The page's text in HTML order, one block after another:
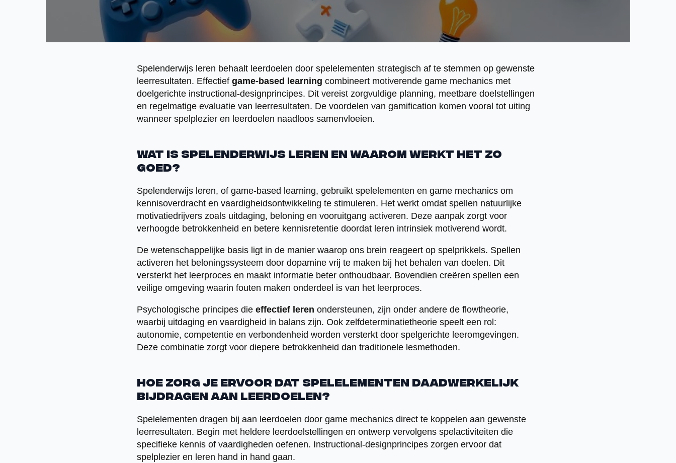
Spelenderwijs leren behaalt leerdoelen door spelelementen strategisch af te stemmen op gewenste
leerresultaten. Effectief game-based learning combineert motiverende game mechanics met
doelgerichte instructional-designprincipes. Dit vereist zorgvuldige planning, meetbare doelstellingen
en regelmatige evaluatie van leerresultaten. De voordelen van gamification komen vooral tot uiting
wanneer spelplezier en leerdoelen naadloos samenvloeien.
Wat is spelenderwijs leren en waarom werkt het zo
goed?
Spelenderwijs leren, of game-based learning, gebruikt spelelementen en game mechanics om
kennisoverdracht en vaardigheidsontwikkeling te stimuleren. Het werkt omdat spellen natuurlijke
motivatiedrijvers zoals uitdaging, beloning en vooruitgang activeren. Deze aanpak zorgt voor
verhoogde betrokkenheid en betere kennisretentie doordat leren intrinsiek motiverend wordt.
De wetenschappelijke basis ligt in de manier waarop ons brein reageert op spelprikkels. Spellen
activeren het beloningssysteem door dopamine vrij te maken bij het behalen van doelen. Dit
versterkt het leerproces en maakt informatie beter onthoudbaar. Bovendien creëren spellen een
veilige omgeving waarin fouten maken onderdeel is van het leerproces.
Psychologische principes die effectief leren ondersteunen, zijn onder andere de flowtheorie,
waarbij uitdaging en vaardigheid in balans zijn. Ook zelfdeterminatietheorie speelt een rol:
autonomie, competentie en verbondenheid worden versterkt door spelgerichte leeromgevingen.
Deze combinatie zorgt voor diepere betrokkenheid dan traditionele lesmethoden.
Hoe zorg je ervoor dat spelelementen daadwerkelijk
bijdragen aan leerdoelen?
Spelelementen dragen bij aan leerdoelen door game mechanics direct te koppelen aan gewenste
leerresultaten. Begin met heldere leerdoelstellingen en ontwerp vervolgens spelactiviteiten die
specifieke kennis of vaardigheden oefenen. Instructional-designprincipes zorgen ervoor dat
spelplezier en leren hand in hand gaan.